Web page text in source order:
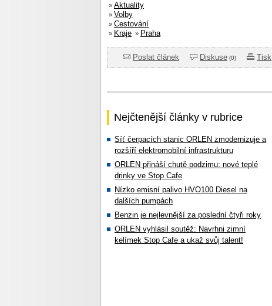
» Aktuality
» Volby
» Cestování
» Kraje » Praha
Poslat článek Diskuse (0) Tisk
Nejčtenější články v rubrice
Síť čerpacích stanic ORLEN zmodernizuje a
rozšíří elektromobilní infrastrukturu
ORLEN přináší chutě podzimu: nové teplé
drinky ve Stop Cafe
Nízko emisní palivo HVO100 Diesel na
dalších pumpách
Benzin je nejlevnější za poslední čtyři roky
ORLEN vyhlásil soutěž: Navrhni zimní
kelímek Stop Cafe a ukaž svůj talent!